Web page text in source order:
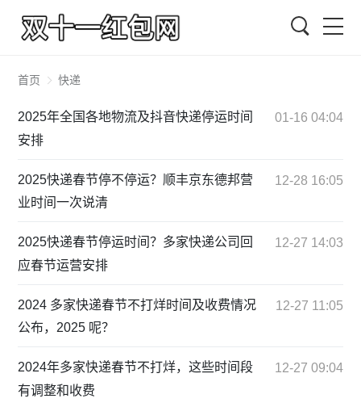
首页 快递
2025年全国各地物流及抖音快递停运时间
安排
01-16 04:04
2025快递春节停不停运？顺丰京东德邦营
业时间一次说清
12-28 16:05
2025快递春节停运时间？多家快递公司回
应春节运营安排
12-27 14:03
2024 多家快递春节不打烊时间及收费情况
公布，2025 呢？
12-27 11:05
2024年多家快递春节不打烊，这些时间段
有调整和收费
12-27 09:04